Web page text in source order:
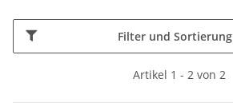
Filter und Sortierung
Artikel 1 - 2 von 2